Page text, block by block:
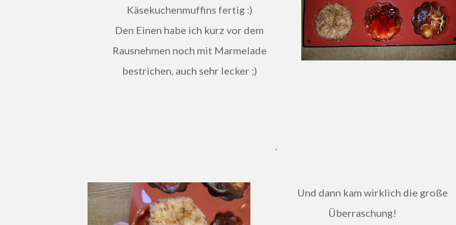
Käsekuchenmuffins fertig :)
Den Einen habe ich kurz vor dem
Rausnehmen noch mit Marmelade
bestrichen, auch sehr lecker ;)
´
Und dann kam wirklich die große
Überraschung!